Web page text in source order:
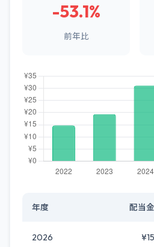
-53.1%
前年比
年度 配当金
2026 ¥15